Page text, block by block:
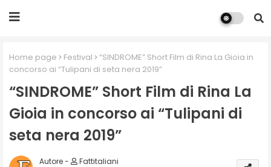
Home page Festival
“SINDROME” Short Film di Rina La Gioia in
concorso ai “Tulipani di seta nera 2019”
“SINDROME” Short Film di Rina La
Gioia in concorso ai “Tulipani di
seta nera 2019”
Fattitaliani